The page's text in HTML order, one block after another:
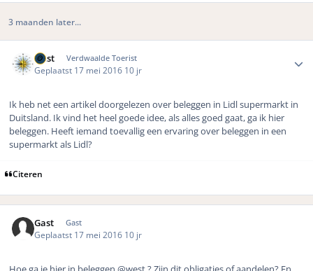
3 maanden later...
west Verdwaalde Toerist
Geplaatst 17 mei 2016 10 jr
Ik heb net een artikel doorgelezen over beleggen in Lidl supermarkt in
Duitsland. Ik vind het heel goede idee, als alles goed gaat, ga ik hier
beleggen. Heeft iemand toevallig een ervaring over beleggen in een
supermarkt als Lidl?
Citeren
Gast Gast
Geplaatst 17 mei 2016 10 jr